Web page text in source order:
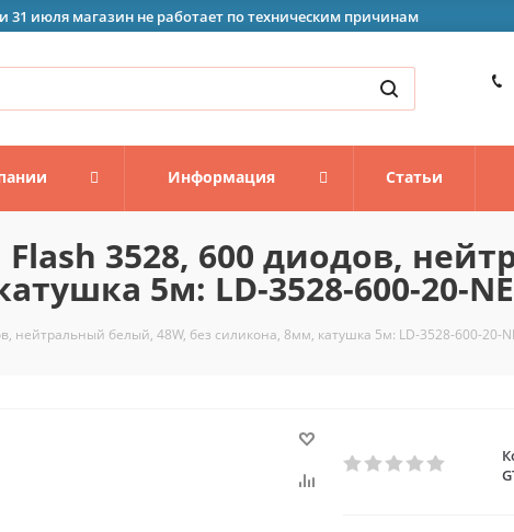
31 июля магазин не работает по техническим причинам
Информация Статьи
Flash 3528, 600 диодов,
5м: LD-3528-600-20-
нейтральный белый, 48W, без силикона, 8мм, катушка 5м: LD-3528-600-20-